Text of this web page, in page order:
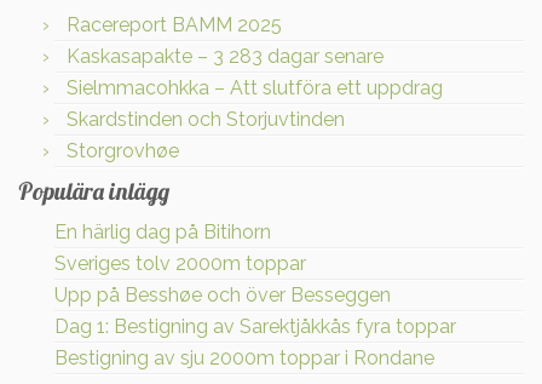
Racereport BAMM 2025
Kaskasapakte – 3 283 dagar senare
Sielmmacohkka – Att slutföra ett uppdrag
Skardstinden och Storjuvtinden
Storgrovhøe
Populära inlägg
En härlig dag på Bitihorn
Sveriges tolv 2000m toppar
Upp på Besshøe och över Besseggen
Dag 1: Bestigning av Sarektjåkkås fyra toppar
Bestigning av sju 2000m toppar i Rondane